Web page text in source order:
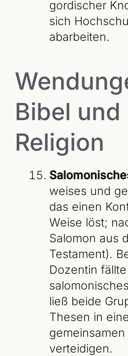
gordischer
sich
abarbeiten.
Bibel und
Religion
weises und
das einen
Weise löst;
Salomon aus
Testament).
Dozentin
ließ beide
Thesen in
verteidigen.